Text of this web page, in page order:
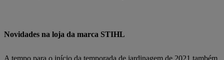
Novidades na loja da marca STIHL
A tempo para o início da temporada de jardinagem de 2021 também